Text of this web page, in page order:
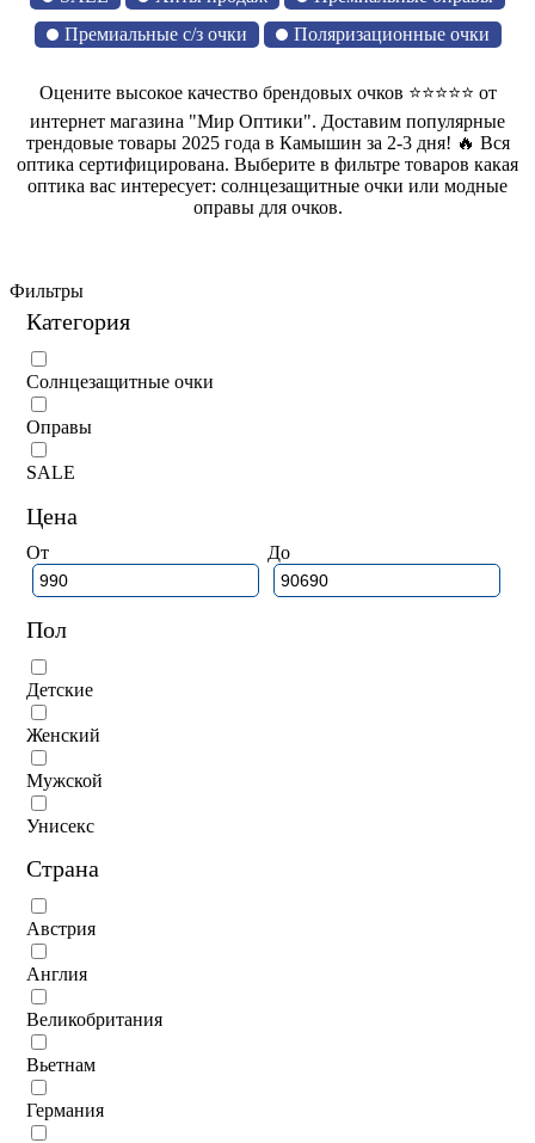
Премиальные с/з очки
Поляризационные очки
Оцените высокое качество брендовых очков ⭐⭐⭐⭐⭐ от
интернет магазина "Мир Оптики". Доставим популярные
трендовые товары 2025 года в Камышин за 2-3 дня! 🔥 Вся
оптика сертифицирована. Выберите в фильтре товаров какая
оптика вас интересует: солнцезащитные очки или модные
оправы для очков.
Фильтры
Категория
Солнцезащитные очки
Оправы
SALE
Цена
От До
Пол
Детские
Женский
Мужской
Унисекс
Страна
Австрия
Англия
Великобритания
Вьетнам
Германия